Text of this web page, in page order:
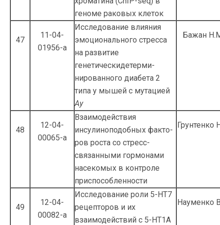
геноме раковых клеток
47
11-04-
01956-а
Исследование влияния
эмоционального стресса
на развитие
генетическидетерми­
нированного диабета 2
типа у мышей с мутацией
Ау
Бажан
48
12-04-
00065-а
Взаимодействия
инсулиноподобных факто­
ров роста со стресс-
связанными гормонами
насекомых в контроле
приспособленности
Грунтенко
49
12-04-
00082-а
Исследование роли 5-НТ7
рецепторов и их
взаимодействий с 5-НТ1А
Науменко